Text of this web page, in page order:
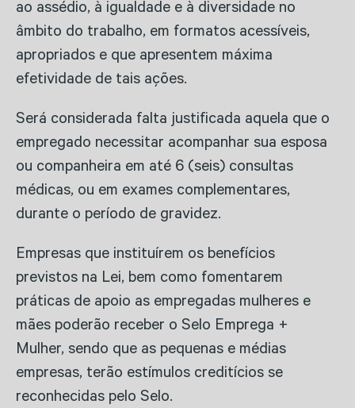
ao assédio, à igualdade e à diversidade no
âmbito do trabalho, em formatos acessíveis,
apropriados e que apresentem máxima
efetividade de tais ações.
Será considerada falta justificada aquela que o
empregado necessitar acompanhar sua esposa
ou companheira em até 6 (seis) consultas
médicas, ou em exames complementares,
durante o período de gravidez.
Empresas que instituírem os benefícios
previstos na Lei, bem como fomentarem
práticas de apoio as empregadas mulheres e
mães poderão receber o Selo Emprega +
Mulher, sendo que as pequenas e médias
empresas, terão estímulos creditícios se
reconhecidas pelo Selo.